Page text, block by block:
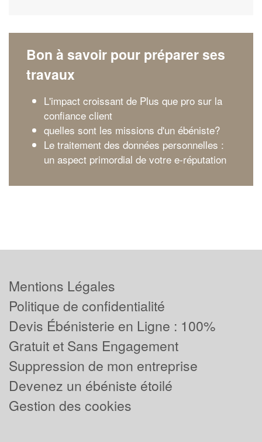
Bon à savoir pour préparer ses
travaux
L'impact croissant de Plus que pro sur la
confiance client
quelles sont les missions d'un ébéniste?
Le traitement des données personnelles :
un aspect primordial de votre e-réputation
Mentions Légales
Politique de confidentialité
Devis Ébénisterie en Ligne : 100%
Gratuit et Sans Engagement
Suppression de mon entreprise
Devenez un ébéniste étoilé
Gestion des cookies